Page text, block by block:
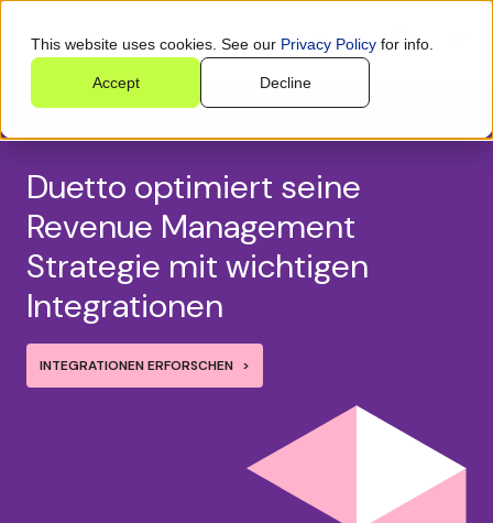
This website uses cookies. See our Privacy Policy for info.
Accept Decline
Duetto optimiert seine
Revenue Management
Strategie mit wichtigen
Integrationen
INTEGRATIONEN ERFORSCHEN